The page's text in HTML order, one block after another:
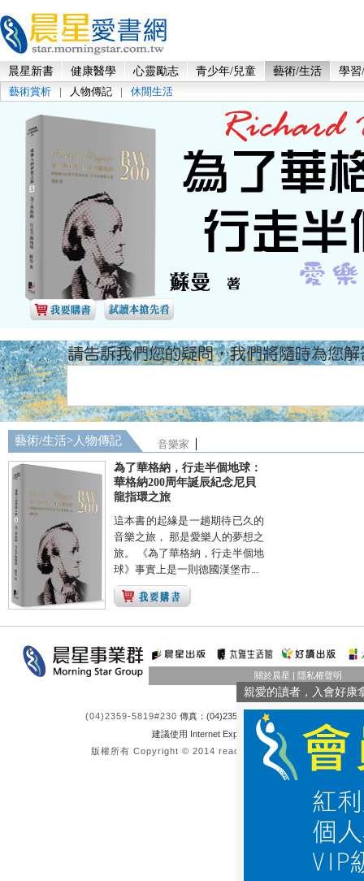
晨星新書 健康醫學 心靈勵志 青少年/兒童 藝術/生活
學習
藝術賞析
| 人物傳記 | 休閒生活
藝術/生活>人物傳記
音樂家
為了華格納，行走半個地球：
華格納200周年誕辰紀念尼貝
龍指環之旅
這本書的起緣是一趟期待已久的
音樂之旅， 那是愛樂人的夢想之
旅。 《為了華格納，行走半個地
球》事實上是一則德國漢堡市...
關於晨星 | 隱私權聲明
(04)2359-5819#230 傳真：(04)23550581 客服時間：週一至週五
建議使用 Internet Explorer 8.0 或 FireFox 3.6 以上版
版權所有 Copyright © 2014 reading.morningstar.com.tw
親愛的讀者，入會好康